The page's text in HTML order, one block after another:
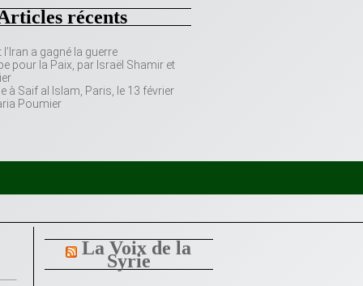
récents
a gagné la guerre
pour la Paix, par Israël Shamir et
à Saif al Islam, Paris, le 13 février
Poumier
La Voix de la
Syrie